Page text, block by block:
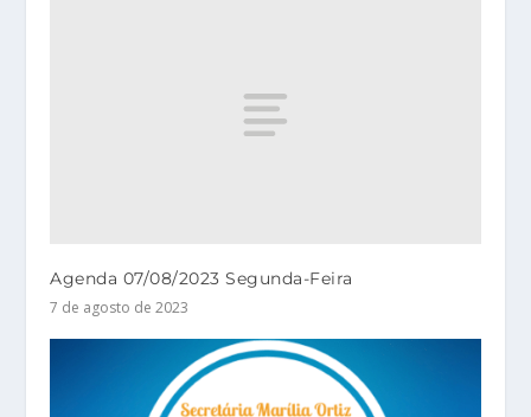
Agenda 07/08/2023 Segunda-Feira
7 de agosto de 2023